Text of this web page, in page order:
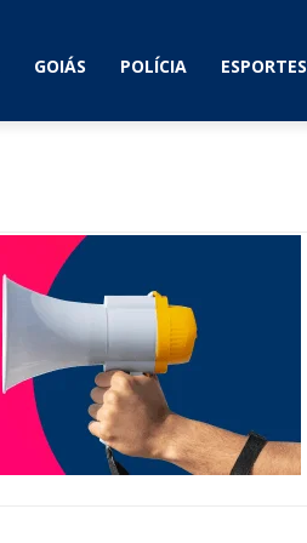
GOIÁS POLÍCIA ESPORTES